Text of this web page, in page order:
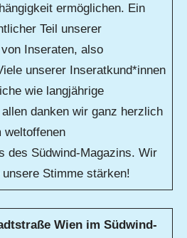
ermöglichen. Ein
Teil unserer
Inseraten, also
unserer Inseratkund*innen
wie langjährige
danken wir ganz herzlich
weltoffenen
des Südwind-Magazins. Wir
Stimme stärken!
Wien im Südwind-